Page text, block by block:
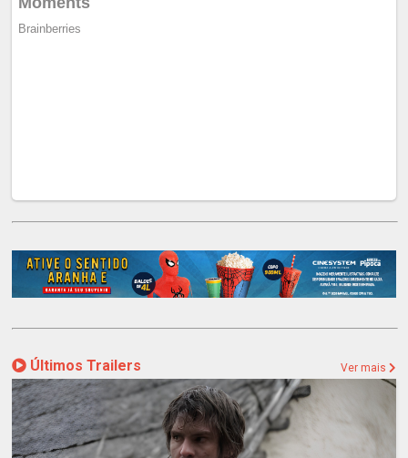
Últimos Trailers Ver mais